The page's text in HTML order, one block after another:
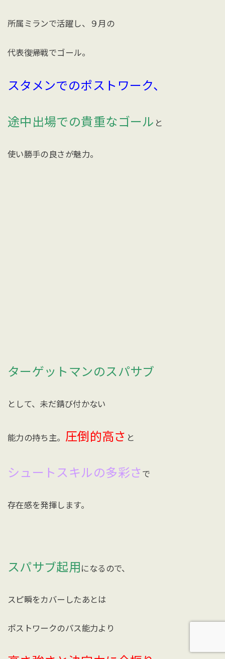
所属ミランで活躍し、９月の
代表復帰戦でゴール。
スタメンでのポストワーク、
途中出場での貴重なゴール と
使い勝手の良さが魅力。
ターゲットマンのスパサブ
として、未だ錆び付かない
能力の持ち主。 圧倒的高さ と
シュートスキルの多彩さ で
存在感を発揮します。
スパサブ起用 になるので、
スピ瞬をカバーしたあとは
ポストワークのパス能力より